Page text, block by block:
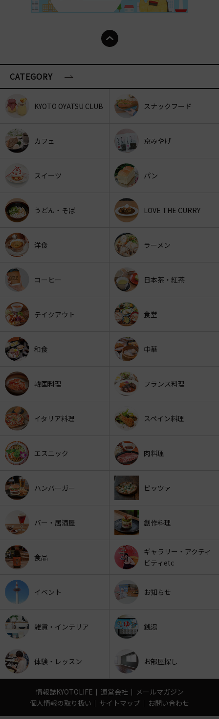
CATEGORY
KYOTO OYATSU CLUB スナックフード
カフェ 京みやげ
スイーツ パン
うどん・そば LOVE THE CURRY
洋食 ラーメン
コーヒー 日本茶・紅茶
テイクアウト 食堂
和食 中華
韓国料理 フランス料理
イタリア料理 スペイン料理
エスニック 肉料理
ハンバーガー ピッツァ
バー・居酒屋 創作料理
食品
ギャラリー・アクティ
ビティetc
イベント お知らせ
雑貨・インテリア 銭湯
体験・レッスン お部屋探し
情報誌KYOTOLIFE 運営会社
メールマガジン
個人情報の取り扱い
サイトマップ お問い合わせ